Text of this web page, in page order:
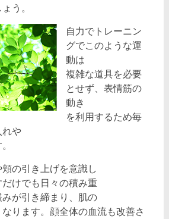
う。
自力でトレーニン
グでこのような運
動は
複雑な道具を必要
とせず、表情筋の
動き
を利用するため毎
れや
の引き上げを意識し
けでも日々の積み重
が引き締まり、肌の
ります。顔全体の血流も改善さ